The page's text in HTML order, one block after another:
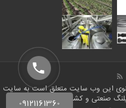
صنعتی و کشاورزی | ایران شلنگ